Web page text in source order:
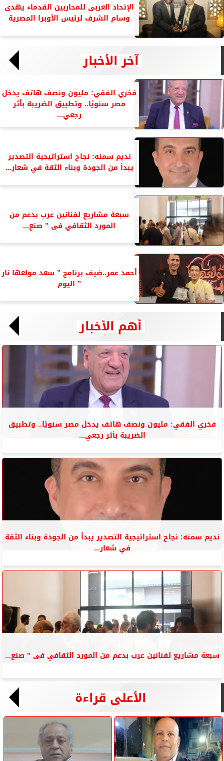
الإتحاد العربى للمحاربين القدماء يهدى
وسام الشرف لرئيس الأوبرا المصرية
آخر الأخبار
فخري الفقي: مليون ونصف هاتف يدخل
مصر سنويًا.. وتطبيق الضريبة بأثر
رجعي...
نديم سمنه: نجاح استراتيجية التصدير
يبدأ من الجودة وبناء الثقة في شعار...
سبعة مشاريع لفنانين عرب بدعم من
المورد الثقافي فى ” صنع...
أحمد عمر..ضيف برنامج ” سعد مولعها نار
” اليوم
أهم الأخبار
فخري الفقي: مليون ونصف هاتف يدخل مصر سنويًا.. وتطبيق
الضريبة بأثر رجعي...
نديم سمنه: نجاح استراتيجية التصدير يبدأ من الجودة وبناء الثقة
في شعار...
سبعة مشاريع لفنانين عرب بدعم من المورد الثقافي فى ” صنع...
الأعلى قراءة